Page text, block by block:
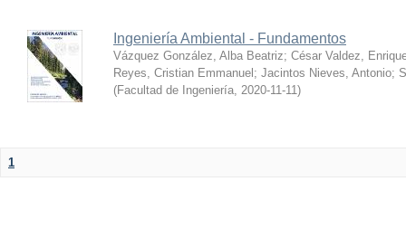
Ingeniería Ambiental - Fundamentos
Vázquez González, Alba Beatriz; César Valdez,
Reyes, Cristian Emmanuel ; Jacintos Nieves, Antonio;
(Facultad de Ingeniería, 2020-11-11)
1